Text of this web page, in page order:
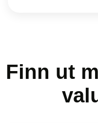
Finn ut